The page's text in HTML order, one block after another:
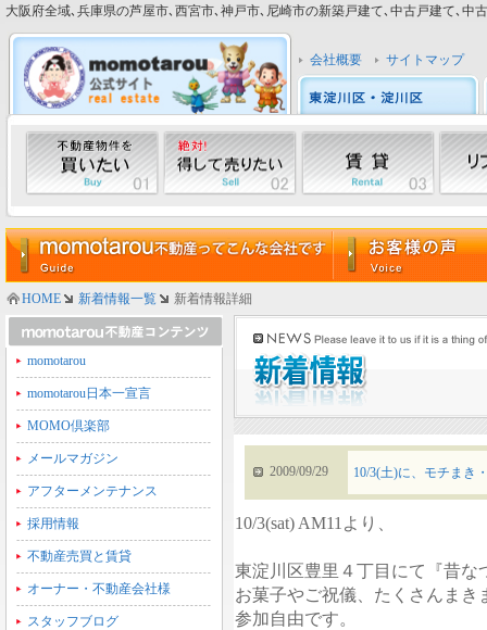
大阪府全域､兵庫県の芦屋市､西宮市､神戸市､尼崎市の新築戸建て､中古戸建て､中
会社概要 サイトマップ
HOME 新着情報一覧 新着情報詳細
momotarou
momotarou日本一宣言
MOMO倶楽部
メールマガジン
アフターメンテナンス
採用情報
不動産売買と賃貸
オーナー・不動産会社様
スタッフブログ
2009/09/29 10/3(土)に、モチまき
10/3(sat) AM11より、
東淀川区豊里４丁目にて『昔な
お菓子やご祝儀、たくさんまき
参加自由です。